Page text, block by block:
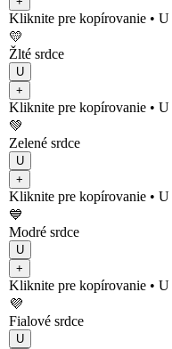
Kliknite pre kopírovanie • U
💛
Žlté srdce
U
+
Kliknite pre kopírovanie • U
💚
Zelené srdce
U
+
Kliknite pre kopírovanie • U
💙
Modré srdce
U
+
Kliknite pre kopírovanie • U
💜
Fialové srdce
U